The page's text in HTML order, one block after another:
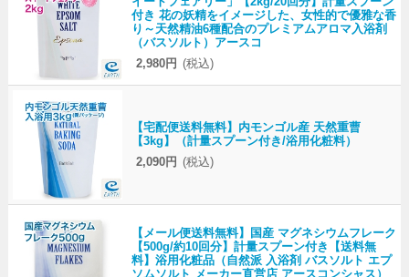
付き 花の妖精をイメージした、女性的で優雅な香
り～天然精油6種配合のプレミアムアロマ入浴剤
（バスソルト）アースコ
2,980円 (税込)
【宅配便送料無料】内モンゴル産 天然重曹
【3kg】（計量スプーン付き/浴用化粧料）
2,090円 (税込)
【メール便送料無料】国産 マグネシウムフレーク
【500g/約10回分】計量スプーン付き【送料無
料】浴用化粧品（自然派 入浴剤 バスソルト エプ
ソムソルト メーカー直営店 アースコンシャス）